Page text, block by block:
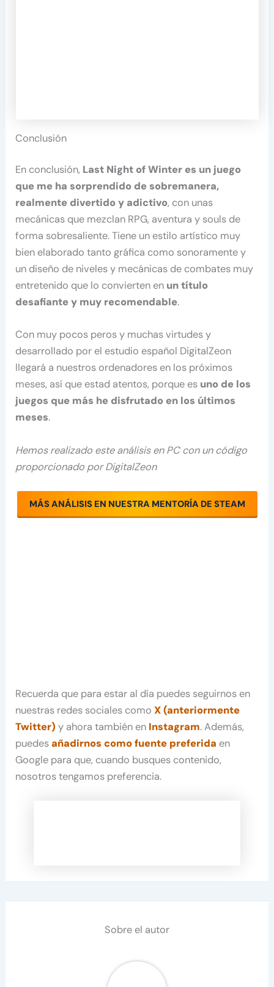
Conclusión
En conclusión, Last Night of Winter es un juego
que me ha sorprendido de sobremanera,
realmente divertido y adictivo, con unas
mecánicas que mezclan RPG, aventura y souls de
forma sobresaliente. Tiene un estilo artístico muy
bien elaborado tanto gráfica como sonoramente y
un diseño de niveles y mecánicas de combates muy
entretenido que lo convierten en un título
desafiante y muy recomendable.
Con muy pocos peros y muchas virtudes y
desarrollado por el estudio español DigitalZeon
llegará a nuestros ordenadores en los próximos
meses, así que estad atentos, porque es uno de los
juegos que más he disfrutado en los últimos
meses.
Hemos realizado este análisis en PC con un código
proporcionado por DigitalZeon
MÁS ANÁLISIS EN NUESTRA MENTORÍA DE STEAM
Recuerda que para estar al día puedes seguirnos en
nuestras redes sociales comoX (anteriormente
Twitter) y ahora también en Instagram. Además,
puedesañadirnos como fuente preferida en
Google para que, cuando busques contenido,
nosotros tengamos preferencia.
Sobre el autor